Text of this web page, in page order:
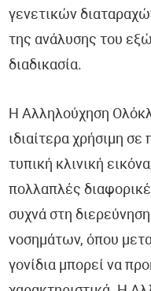
γενετικών
της ανάλυσης του
διαδικασία.
Η Αλληλούχηση
ιδιαίτερα χρήσιμη
τυπική κλινική
πολλαπλές
συχνά στη
νοσημάτων, όπου
γονίδια μπορεί να